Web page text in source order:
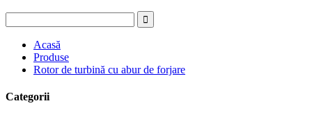
Acasă
Produse
Rotor de turbină cu abur de forjare
Categorii